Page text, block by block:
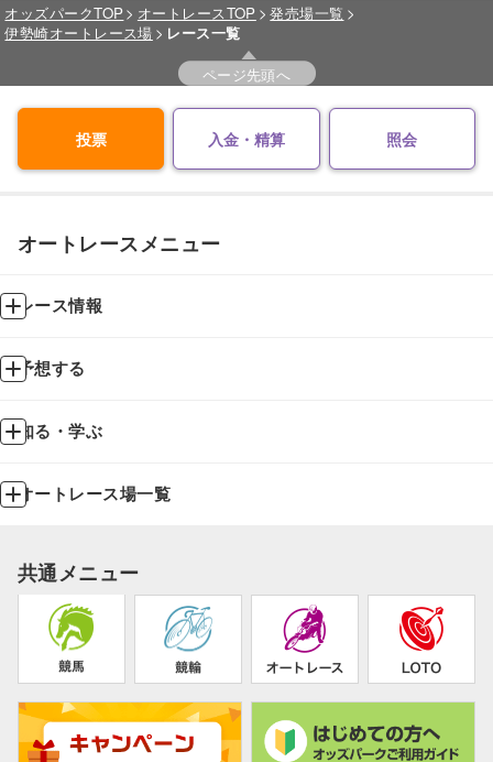
オッズパークTOP オートレースTOP
発売場一覧
伊勢崎オートレース場
レース一覧
ページ先頭へ
投票 入金・精算 照会
オートレースメニュー
レース情報
予想する
知る・学ぶ
オートレース場一覧
共通メニュー